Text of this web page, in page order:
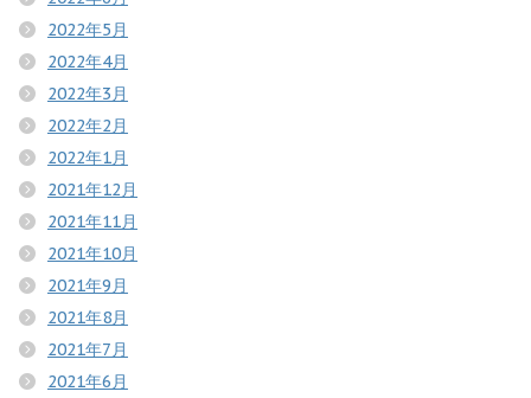
2022年5月
2022年4月
2022年3月
2022年2月
2022年1月
2021年12月
2021年11月
2021年10月
2021年9月
2021年8月
2021年7月
2021年6月